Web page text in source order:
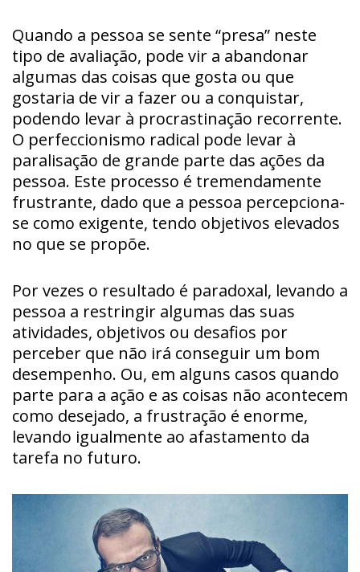
Quando a pessoa se sente “presa” neste
tipo de avaliação, pode vir a abandonar
algumas das coisas que gosta ou que
gostaria de vir a fazer ou a conquistar,
podendo levar à procrastinação recorrente.
O perfeccionismo radical pode levar à
paralisação de grande parte das ações da
pessoa. Este processo é tremendamente
frustrante, dado que a pessoa percepciona-
se como exigente, tendo objetivos elevados
no que se propõe.
Por vezes o resultado é paradoxal, levando a
pessoa a restringir algumas das suas
atividades, objetivos ou desafios por
perceber que não irá conseguir um bom
desempenho. Ou, em alguns casos quando
parte para a ação e as coisas não acontecem
como desejado, a frustração é enorme,
levando igualmente ao afastamento da
tarefa no futuro.